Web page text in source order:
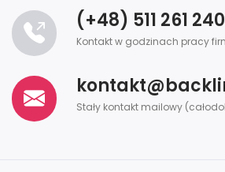
(+48) 511 261 240
Kontakt w godzinach pracy
Stały kontakt mailowy